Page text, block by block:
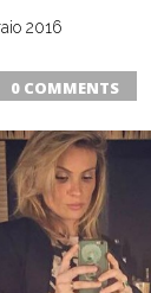
2016
0 COMMENTS